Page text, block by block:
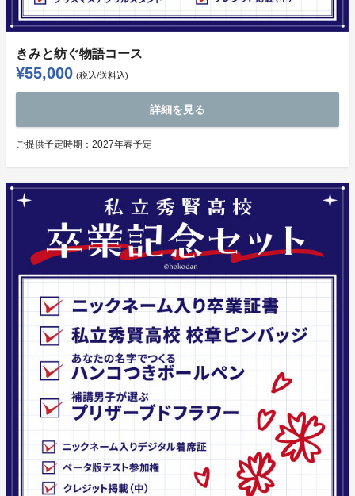
きみと紡ぐ物語コース
¥55,000 (税込/送料込)
詳細を見る
ご提供予定時期： 2027年春予定